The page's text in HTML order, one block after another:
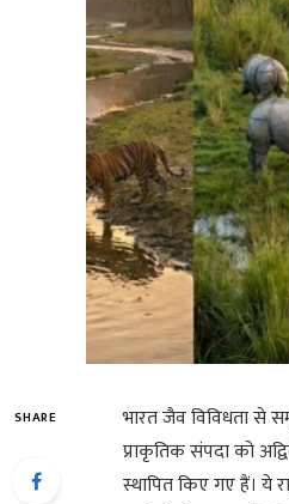
SHARE
भारत जैव विविधता से
प्राकृतिक संपदा को
स्थापित किए गए हैं। ये